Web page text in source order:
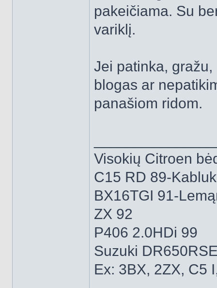
pakeičiama. Su
variklį.
Jei patinka,
blogas ar
panašiom ridom.
Visokių Citroen
C15 RD 89-
BX16TGI 91-
ZX 92
P406 2.0HDi 99
Suzuki
Ex: 3BX, 2ZX, C5